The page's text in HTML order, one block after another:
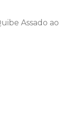
Assado ao